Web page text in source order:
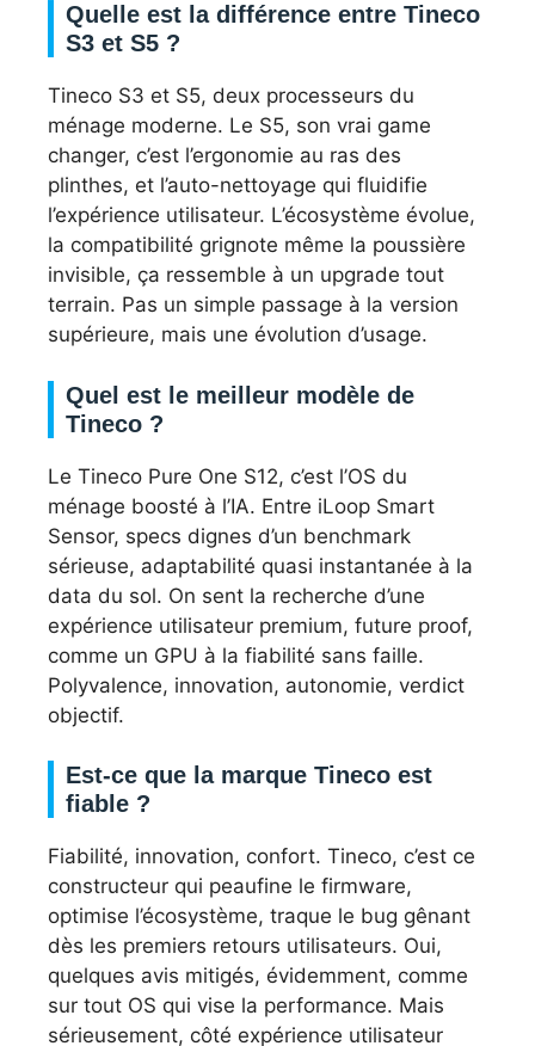
Quelle est la différence entre Tineco
S3 et S5 ?
Tineco S3 et S5, deux processeurs du
ménage moderne. Le S5, son vrai game
changer, c’est l’ergonomie au ras des
plinthes, et l’auto-nettoyage qui fluidifie
l’expérience utilisateur. L’écosystème évolue,
la compatibilité grignote même la poussière
invisible, ça ressemble à un upgrade tout
terrain. Pas un simple passage à la version
supérieure, mais une évolution d’usage.
Quel est le meilleur modèle de
Tineco ?
Le Tineco Pure One S12, c’est l’OS du
ménage boosté à l’IA. Entre iLoop Smart
Sensor, specs dignes d’un benchmark
sérieuse, adaptabilité quasi instantanée à la
data du sol. On sent la recherche d’une
expérience utilisateur premium, future proof,
comme un GPU à la fiabilité sans faille.
Polyvalence, innovation, autonomie, verdict
objectif.
Est-ce que la marque Tineco est
fiable ?
Fiabilité, innovation, confort. Tineco, c’est ce
constructeur qui peaufine le firmware,
optimise l’écosystème, traque le bug gênant
dès les premiers retours utilisateurs. Oui,
quelques avis mitigés, évidemment, comme
sur tout OS qui vise la performance. Mais
sérieusement, côté expérience utilisateur